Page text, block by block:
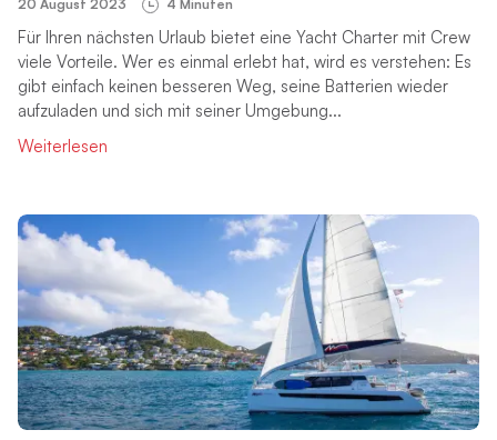
20 August 2023 4 Minuten
Für Ihren nächsten Urlaub bietet eine Yacht Charter mit Crew
viele Vorteile. Wer es einmal erlebt hat, wird es verstehen: Es
gibt einfach keinen besseren Weg, seine Batterien wieder
aufzuladen und sich mit seiner Umgebung...
Weiterlesen